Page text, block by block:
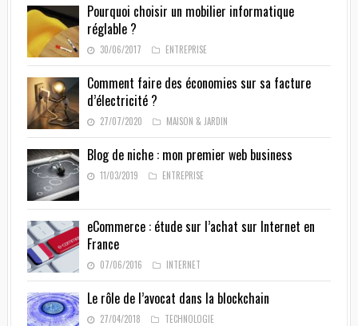
Pourquoi choisir un mobilier informatique
réglable ?
30/06/2017 ENTREPRISE
Comment faire des économies sur sa facture
d’électricité ?
27/07/2020 MAISON & JARDIN
Blog de niche : mon premier web business
11/03/2019 ENTREPRISE
eCommerce : étude sur l’achat sur Internet en
France
07/06/2016 INTERNET
Le rôle de l’avocat dans la blockchain
27/04/2018 TECHNOLOGIE